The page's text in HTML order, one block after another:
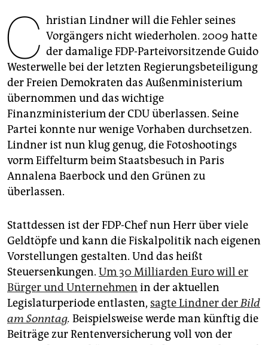
abo
genossenschaft
epaper login
C hristian Lindner will die Fehler seines
Vorgängers nicht wiederholen. 2009 hatte
der damalige FDP-Parteivorsitzende Guido
Westerwelle bei der letzten Regierungsbeteiligung
der Freien Demokraten das Außenministerium
übernommen und das wichtige
Finanzministerium der CDU überlassen. Seine
Partei konnte nur wenige Vorhaben durchsetzen.
Lindner ist nun klug genug, die Foto­shootings
vorm Eiffelturm beim Staatsbesuch in Paris
Annalena Baerbock und den Grünen zu
überlassen.
Stattdessen ist der FDP-Chef nun Herr über viele
Geldtöpfe und kann die Fiskalpolitik nach eigenen
Vorstellungen gestalten. Und das heißt
Steuersenkungen. Um 30 Milliarden Euro will er
Bürger und Unternehmen in der aktuellen
Legislaturperiode entlasten, sagte Lindner derBild
am Sonntag. Beispielsweise werde man künftig die
Beiträge zur Rentenversicherung voll von der